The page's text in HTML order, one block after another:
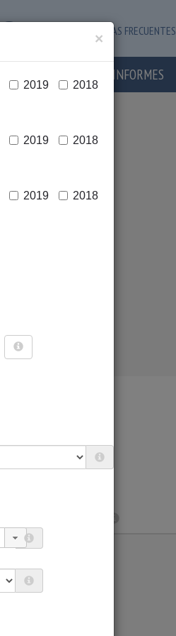
PREGUNTAS FRECUENTES
NOTICIAS E INFORMES
×
2019
2018
2019
2018
2019
2018
2016